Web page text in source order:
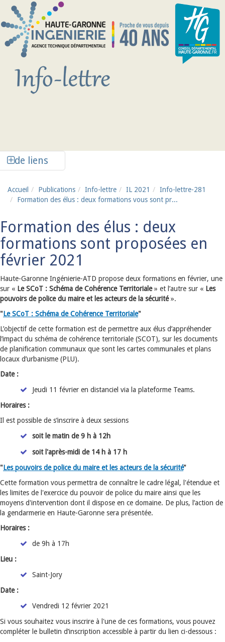
Aller au contenu principal
de liens
Accueil Publications Info-lettre IL 2021
Info-lettre-281
Formation des élus : deux formations vous sont pr...
Formation des élus : deux
formations sont proposées en
février 2021
Haute-Garonne Ingénierie-ATD propose deux formations en février, une
sur « Le SCoT : Schéma de Cohérence Territoriale» et l’autre sur « Les
pouvoirs de police du maire et les acteurs de la sécurité».
"Le SCoT : Schéma de Cohérence Territoriale"
L’objectif de cette formation est de permettre aux élus d’appréhender
l’impact du schéma de cohérence territoriale (SCOT), sur les documents
de planification communaux que sont les cartes communales et plans
locaux d’urbanisme (PLU).
Date :
Jeudi 11 février en distanciel via la plateforme Teams.
Horaires :
Il est possible de s’inscrire à deux sessions
soit le matin de 9 h à 12h
soit l'après-midi de 14 h à 17 h
"Les pouvoirs de police du maire et les acteurs de la sécurité"
Cette formation vous permettra de connaître le cadre légal, l'étendue et
les limites de l'exercice du pouvoir de police du maire ainsi que les
moyens d'intervention dont il dispose en ce domaine. De plus, l’action de
la gendarmerie en Haute-Garonne sera présentée.
Horaires :
de 9h à 17h
Lieu :
Saint-Jory
Date :
Vendredi 12 février 2021
Si vous souhaitez vous inscrire à l'une de ces formations, vous pouvez
compléter le bulletin d’inscription accessible à partir du lien ci-dessous :